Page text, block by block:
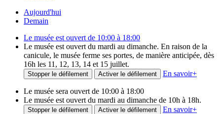
Aujourd'hui
Demain
Le musée est ouvert de 10:00 à 18:00
Le musée est ouvert du mardi au dimanche. En raison de la
canicule, le musée ferme ses portes, de manière anticipée, dès
16h les 11, 12, 13, 14 et 15 juillet.
Stopper le défilement Activer le défilement En savoir+
Le musée sera ouvert de 10:00 à 18:00
Le musée est ouvert du mardi au dimanche de 10h à 18h.
Stopper le défilement Activer le défilement En savoir+